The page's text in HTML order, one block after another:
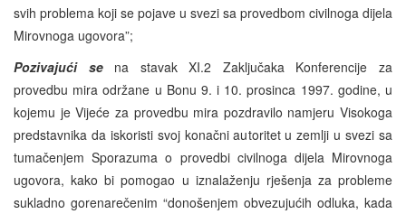
svih problema koji se pojave u svezi sa provedbom civilnoga dijela
Mirovnoga ugovora”;
Pozivajući sena stavak XI.2 Zaključaka Konferencije za
provedbu mira održane u Bonu 9. i 10. prosinca 1997. godine, u
kojemu je Vijeće za provedbu mira pozdravilo namjeru Visokoga
predstavnika da iskoristi svoj konačni autoritet u zemlji u svezi sa
tumačenjem Sporazuma o provedbi civilnoga dijela Mirovnoga
ugovora, kako bi pomogao u iznalaženju rješenja za probleme
sukladno gorenarečenim “donošenjem obvezujućih odluka, kada